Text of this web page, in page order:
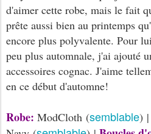
d'aimer cette robe, mais le fait
prête aussi bien au printemps
encore plus polyvalente. Pour
peu plus automnale, j'ai ajouté
accessoires cognac. J'aime
en ce début d'automne!
Robe: ModCloth (semblable) |